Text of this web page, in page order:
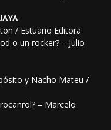
/ Estuario Editora
o un rocker? – Julio
y Nacho Mateu /
– Marcelo